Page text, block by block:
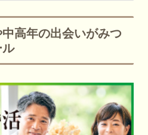
中高年の出会いがみつ
ル